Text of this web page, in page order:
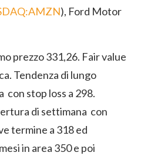
), Ford Motor
prezzo 331,26. Fair value
Tendenza di lungo
con stop loss a 298.
di settimana con
termine a 318 ed
in area 350 e poi